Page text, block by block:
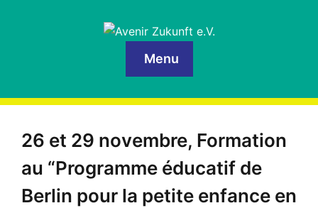
Menu
26 et 29 novembre, Formation
au “Programme éducatif de
Berlin pour la petite enfance en